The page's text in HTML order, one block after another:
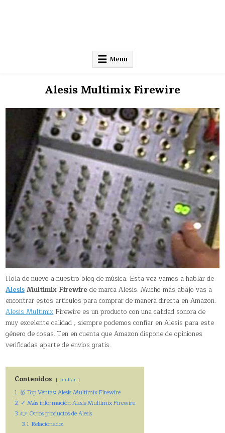
Menu
Alesis Multimix Firewire
Hola de nuevo a nuestro blog de música. Esta vez vamos a hablar de
AlesisMultimix Firewire de marca Alesis. Mucho más abajo vas a
encontrar estos artículos para comprar de manera directa en Amazon.
Alesis MultimixFirewire es un producto con una calidad sonora de
muy excelente calidad , siempre podemos confiar en Alesis para este
género de cosas. Ten en cuenta que Amazon dispone de opiniones
verificadas aparte de envíos gratis.
Contenidos ocultar
1 🥇 Top Ventas: Alesis Multimix Firewire
2 ✓ Más información Alesis Multimix Firewire
3 👉 Otros productos de Alesis
3.1 Relacionado: